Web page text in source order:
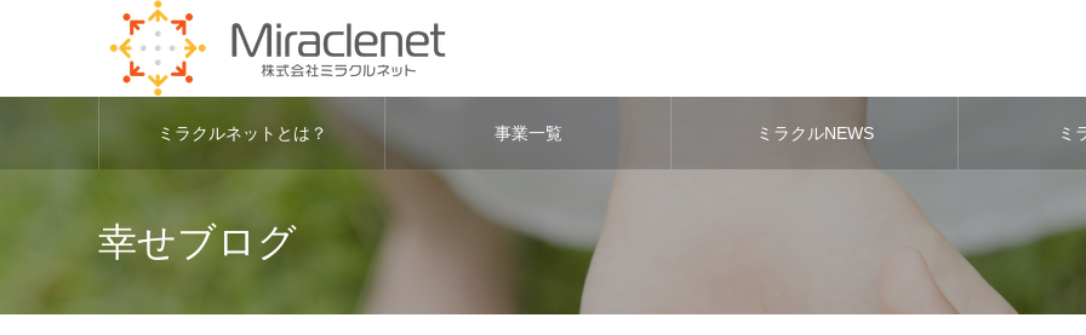
ミラクルネットとは？ 事業一覧 ミラクルNEWS ミ
幸せブログ